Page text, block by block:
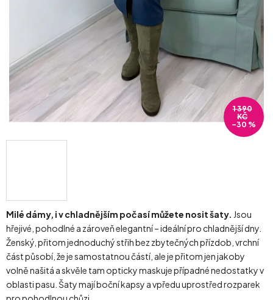
Milé dámy, i v chladnějším počasí můžete nosit šaty. Jsou
hřejivé, pohodlné a zároveň elegantní – ideální pro chladnější dny.
Ženský, přitom jednoduchý střih bez zbytečných přízdob, vrchní
část působí, že je samostatnou částí, ale je přitom jen jakoby
volně našitá a skvěle tam opticky maskuje případné nedostatky v
oblasti pasu. Šaty mají boční kapsy a vpředu uprostřed rozparek
1 390
KČ
–30 %